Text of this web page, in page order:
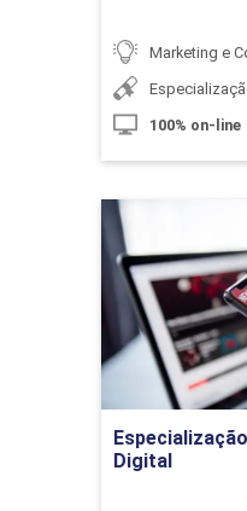
Antropologia da
Sociologia da
Marketing e
100% on-line
Digital
Ir para